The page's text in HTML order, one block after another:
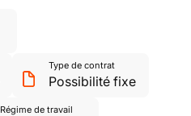
Type de contrat
Possibilité fixe
Régime de travail